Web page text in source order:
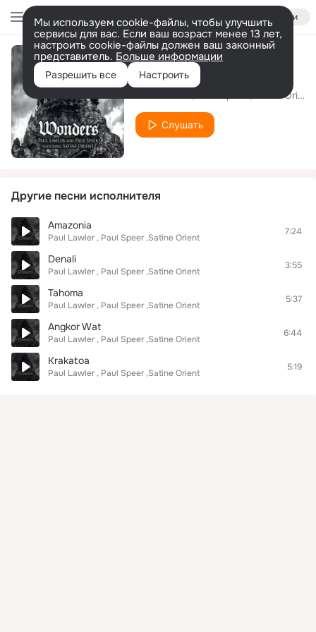
Войти
Мы используем cookie-файлы, чтобы улучшить
сервисы для вас. Если ваш возраст менее 13 лет,
настроить cookie-файлы должен ваш законный
представитель. Больше информации
Разрешить все Настроить
Zenobia Ruins
Paul Lawler , Paul Speer ,Satine Orient
Слушать
Другие песни исполнителя
Amazonia
Paul Lawler , Paul Speer ,Satine Orient
7:24
Denali
Paul Lawler , Paul Speer ,Satine Orient
3:55
Tahoma
Paul Lawler , Paul Speer ,Satine Orient
5:37
Angkor Wat
Paul Lawler , Paul Speer ,Satine Orient
6:44
Krakatoa
Paul Lawler , Paul Speer ,Satine Orient
5:19